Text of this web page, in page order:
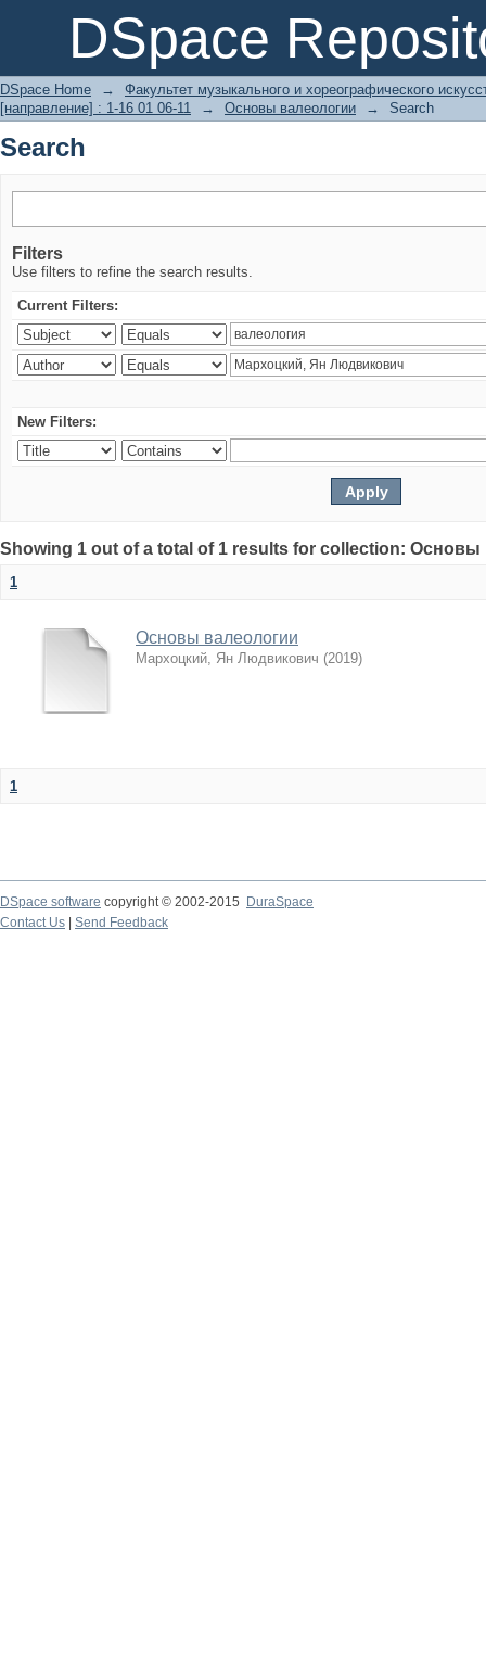
DSpace
Search
DSpace Home →
Факультет музыкального и хореографического
[направление] : 1-16 01 06-11
→ Основы валеологии → Search
Search
Filters
Use filters to refine the search results.
Current Filters:
New Filters:
Showing 1 out of a total of 1 results for collection:
1
Основы валеологии
Мархоцкий, Ян Людвикович (2019)
1
DSpace software copyright © 2002-2015
DuraSpace
Contact Us
Send Feedback